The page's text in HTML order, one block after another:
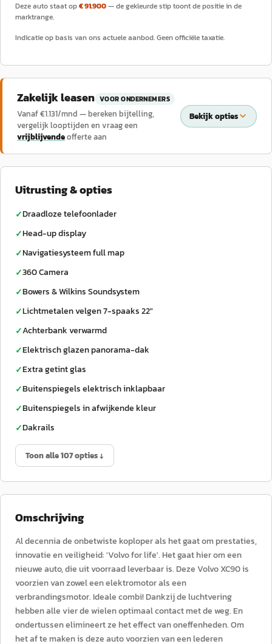
Deze auto staat op€ 91.900— de gekleurde stip toont de positie in de
marktrange.
Indicatie op basis van ons actuele aanbod. Geen officiële taxatie.
Zakelijk leasen VOOR ONDERNEMERS
Vanaf €1.131/mnd — bereken bijtelling,
vergelijk looptijden en vraag een
vrijblijvendeofferte aan
Bekijk opties
Uitrusting & opties
✓Draadloze telefoonlader
✓Head-up display
✓Navigatiesysteem full map
✓360 Camera
✓Bowers & Wilkins Soundsystem
✓Lichtmetalen velgen 7-spaaks 22"
✓Achterbank verwarmd
✓Elektrisch glazen panorama-dak
✓Extra getint glas
✓Buitenspiegels elektrisch inklapbaar
✓Buitenspiegels in afwijkende kleur
✓Dakrails
Toon alle 107 opties ↓
Omschrijving
Al decennia de onbetwiste koploper als het gaat om prestaties,
innovatie en veiligheid: 'Volvo for life'. Het gaat hier om een
nieuwe auto, die uit voorraad leverbaar is. Deze Volvo XC90 is
voorzien van zowel een elektromotor als een
verbrandingsmotor. Ideale combi! Dankzij de luchtvering
hebben alle vier de wielen optimaal contact met de weg. En
ondertussen elimineert ze het effect van oneffenheden. Om
het af te maken is deze auto voorzien van een lederen